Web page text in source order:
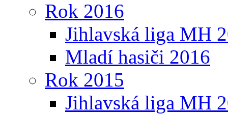
Rok 2016
Jihlavská liga MH
Mladí hasiči 2016
Rok 2015
Jihlavská liga MH